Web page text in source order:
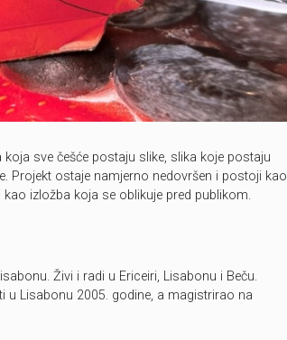
koja sve češće postaju slike, slika koje postaju
Projekt ostaje namjerno nedovršen i postoji kao
izložba koja se oblikuje pred publikom.
Živi i radi u Ericeiri, Lisabonu i Beču.
u Lisabonu 2005. godine, a magistrirao na